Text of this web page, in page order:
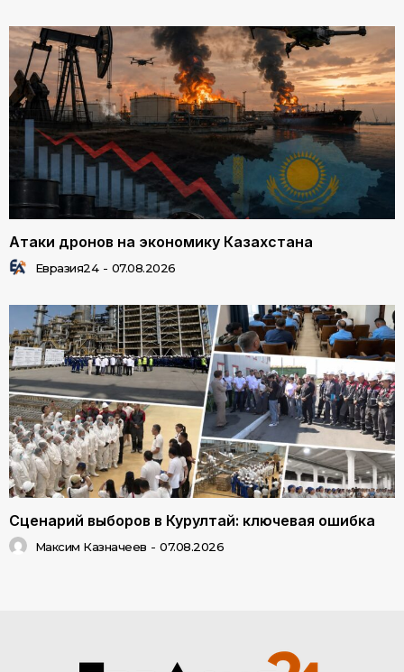
Атаки дронов на экономику Казахстана
Евразия24 - 07.08.2026
Сценарий выборов в Курултай: ключевая ошибка
Максим Казначеев - 07.08.2026